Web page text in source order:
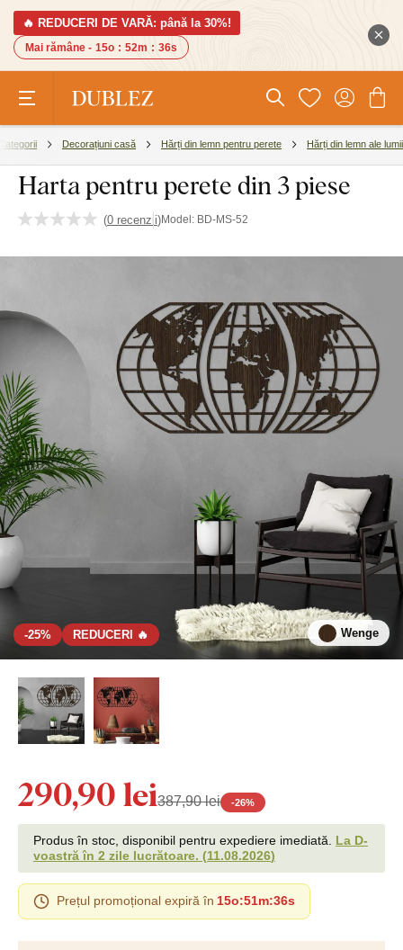
🔥 REDUCERI DE VARĂ: până la 30%!
Mai rămâne - 15o : 52m : 35s
Decorațiuni casă Hărți din lemn pentru perete Hărți din lemn ale lumii
Harta pentru perete din 3 piese
(0 recenzii)Model: BD-MS-52
-25% REDUCERI 🔥 Wenge
290,90 lei387,90 lei -26%
Produs în stoc, disponibil pentru expediere imediată. La D-
voastră în 2 zile lucrătoare. (11.08.2026)
Prețul promoțional expiră în 15o:51m:35s